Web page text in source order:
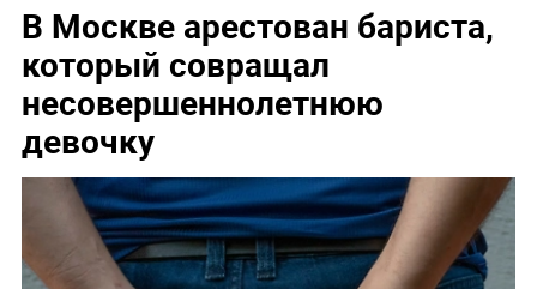
В Москве арестован бариста,
который совращал
несовершеннолетнюю
девочку